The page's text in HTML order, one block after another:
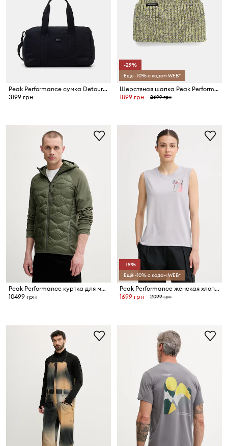
Peak Performance сумка Detour 35L
3199 грн
-29%
Ещё -10% с кодом WEB*
Шерстяная шапка Peak Performance Mason
1899 грн
2699 грн
Peak Performance куртка для мужчин Helium Down
10499 грн
-19%
Ещё -10% с кодом WEB*
Peak Performance женская хлопковая Explore Graphic
1699 грн
2099 грн